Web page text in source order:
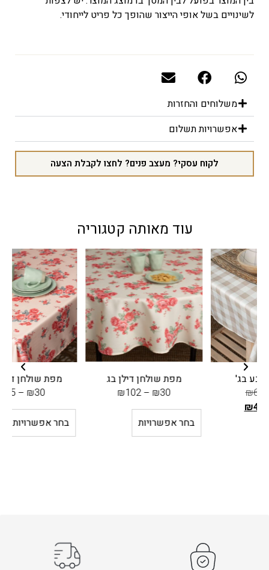
לשינויים בשל אופי הייצור שהופך כל פריט לייחודי.
משלוחים והחזרות
אפשרויות תשלום
לקוח עסקי? מעצב פנים? לחצו לקבלת הצעה
עוד מאותה קטגוריה
מפת שולחן דילן בג
בחר אפשרויות
מפת שולחן דילן ורודה
בחר אפשרויות